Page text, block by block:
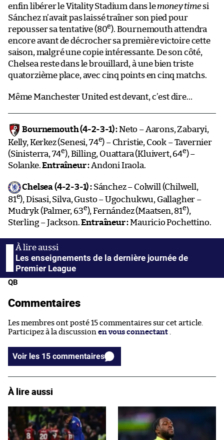
enfin libérer le Vitality Stadium dans lemoney timesi
Sánchez n’avait pas laissé traîner son pied pour
repousser sa tentative (80e). Bournemouth attendra
encore avant de décrocher sa première victoire cette
saison, malgré une copie intéressante. De son côté,
Chelsea reste dans le brouillard, à une bien triste
quatorzième place, avec cinq points en cinq matchs.
Même Manchester United est devant, c’est dire…
Bournemouth (4-2-3-1) :Neto – Aarons, Zabaryi,
Kelly, Kerkez (Senesi, 74e) – Christie, Cook – Tavernier
(Sinisterra, 74e), Billing, Ouattara (Kluivert, 64e) –
Solanke.Entraîneur :Andoni Iraola.
Chelsea (4-2-3-1) :Sánchez – Colwill (Chilwell,
81e), Disasi, Silva, Gusto – Ugochukwu, Gallagher –
Mudryk (Palmer, 63e), Fernández (Maatsen, 81e),
Sterling – Jackson.Entraîneur :Mauricio Pochettino.
Les enseignements de la dernière journée de
Premier League
QB
Commentaires
Les membres ont posté 15 commentaires sur cet article.
Participez à la discussion en vous connectant .
Voir les 15 commentaires
À lire aussi